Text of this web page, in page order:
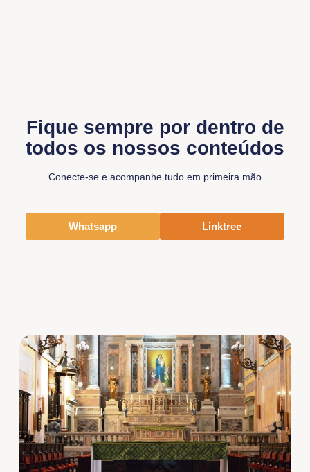
Fique sempre por dentro de
todos os nossos conteúdos
Conecte-se e acompanhe tudo em primeira mão
Whatsapp Linktree